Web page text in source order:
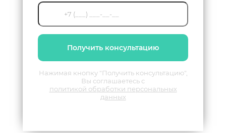
Получить консультацию
Нажимая кнопку "Получить консультацию",
Вы соглашаетесь с
политикой обработки персональных
данных